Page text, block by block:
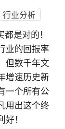
行业分析
是对的！
业的回报率
但数千年文
增速历史新
一个所有公
用出这个终
！